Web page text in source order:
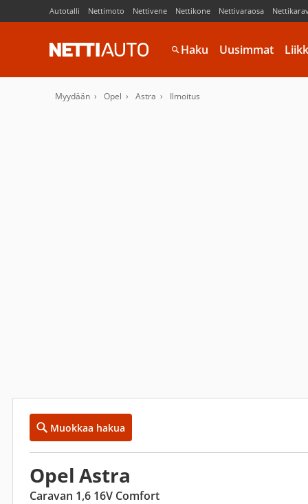
Autotalli Nettimoto Nettivene Nettikone Nettivaraosa
Haku Uusimmat
Myydään Opel Astra Ilmoitus
Muokkaa hakua
Opel Astra
Caravan 1,6 16V Comfort